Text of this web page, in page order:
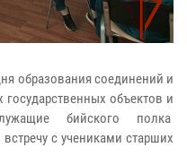
образования соединений и
объектов и
бийского полка
с учениками старших